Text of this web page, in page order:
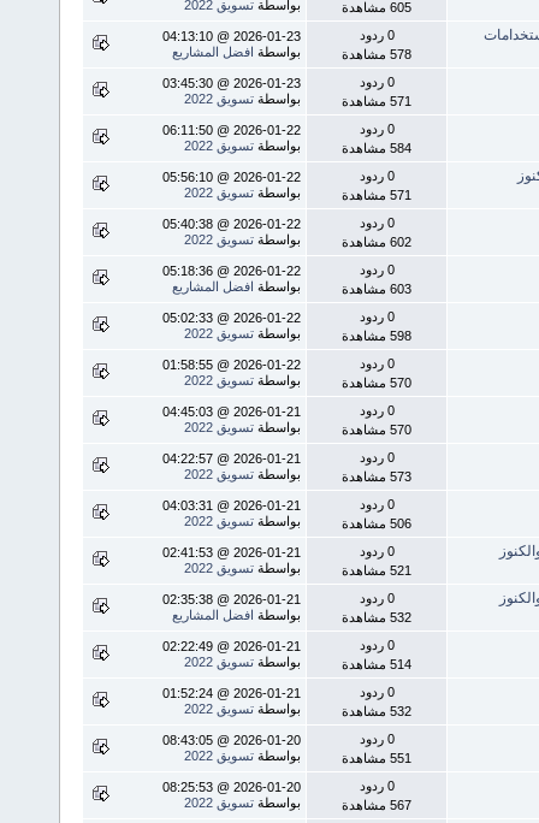
605 مشاهدة
بواسطة تسويق 2022
0 ردود
578 مشاهدة
2026-01-23 @ 04:13:10
بواسطة افضل المشاريع
0 ردود
571 مشاهدة
2026-01-23 @ 03:45:30
بواسطة تسويق 2022
0 ردود
584 مشاهدة
2026-01-22 @ 06:11:50
بواسطة تسويق 2022
0 ردود
571 مشاهدة
2026-01-22 @ 05:56:10
بواسطة تسويق 2022
0 ردود
602 مشاهدة
2026-01-22 @ 05:40:38
بواسطة تسويق 2022
0 ردود
603 مشاهدة
2026-01-22 @ 05:18:36
بواسطة افضل المشاريع
0 ردود
598 مشاهدة
2026-01-22 @ 05:02:33
بواسطة تسويق 2022
0 ردود
570 مشاهدة
2026-01-22 @ 01:58:55
بواسطة تسويق 2022
0 ردود
570 مشاهدة
2026-01-21 @ 04:45:03
بواسطة تسويق 2022
0 ردود
573 مشاهدة
2026-01-21 @ 04:22:57
بواسطة تسويق 2022
0 ردود
506 مشاهدة
2026-01-21 @ 04:03:31
بواسطة تسويق 2022
0 ردود
521 مشاهدة
2026-01-21 @ 02:41:53
بواسطة تسويق 2022
0 ردود
532 مشاهدة
2026-01-21 @ 02:35:38
بواسطة افضل المشاريع
0 ردود
514 مشاهدة
2026-01-21 @ 02:22:49
بواسطة تسويق 2022
0 ردود
532 مشاهدة
2026-01-21 @ 01:52:24
بواسطة تسويق 2022
0 ردود
551 مشاهدة
2026-01-20 @ 08:43:05
بواسطة تسويق 2022
0 ردود
567 مشاهدة
2026-01-20 @ 08:25:53
بواسطة تسويق 2022